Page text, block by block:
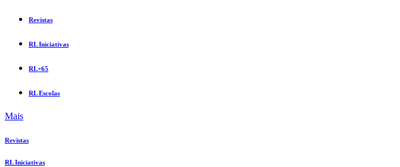
Revistas
RL Iniciativas
RL+65
RL Escolas
Mais
Revistas
RL Iniciativas